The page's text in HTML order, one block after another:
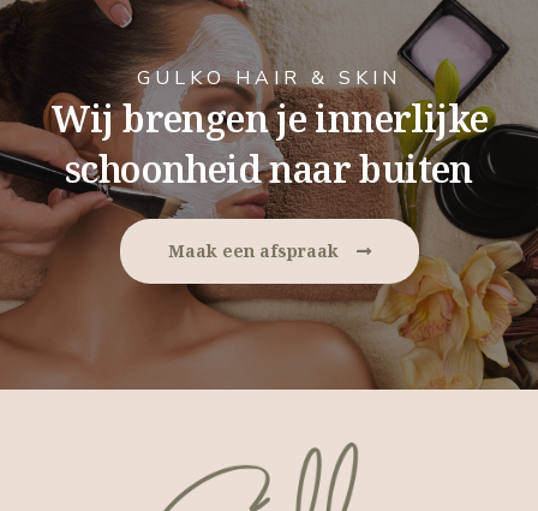
GULKO HAIR & SKIN
Wij brengen je innerlijke
schoonheid naar buiten
Maak een afspraak